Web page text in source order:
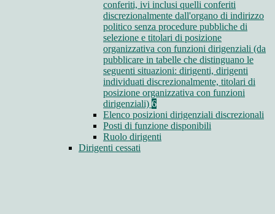
conferiti, ivi inclusi quelli conferiti
discrezionalmente dall'organo di indirizzo
politico senza procedure pubbliche di
selezione e titolari di posizione
organizzativa con funzioni dirigenziali (da
pubblicare in tabelle che distinguano le
seguenti situazioni: dirigenti, dirigenti
individuati discrezionalmente, titolari di
posizione organizzativa con funzioni
dirigenziali) 6
Elenco posizioni dirigenziali discrezionali
Posti di funzione disponibili
Ruolo dirigenti
Dirigenti cessati